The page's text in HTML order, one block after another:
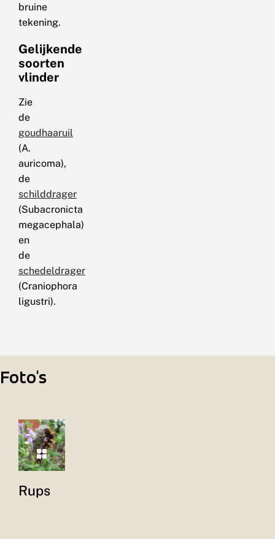
bruine
tekening.
Gelijkende
soorten
vlinder
Zie
de
goudhaaruil
(A.
auricoma),
de
schilddrager
(Subacronicta
megacephala)
en
de
schedeldrager
(Craniophora
ligustri).
Foto's
Rups